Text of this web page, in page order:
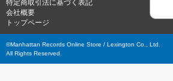
特定商取引法に基づく表記
会社概要
トップページ
©Manhattan Records Online Store / Lexington Co., Ltd.
All Rights Reserved.